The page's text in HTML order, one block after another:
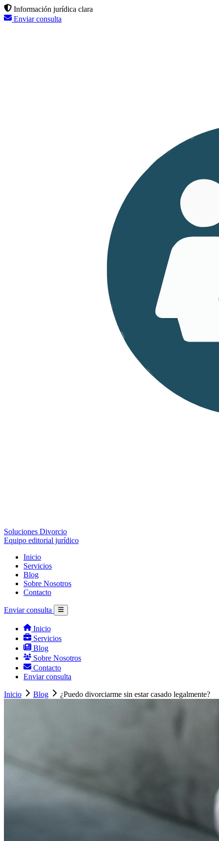
Información jurídica clara
Enviar consulta
Soluciones Divorcio
Equipo editorial jurídico
Inicio
Servicios
Blog
Sobre Nosotros
Contacto
Enviar consulta
Inicio
Servicios
Blog
Sobre Nosotros
Contacto
Enviar consulta
Inicio Blog ¿Puedo divorciarme sin estar casado legalmente?